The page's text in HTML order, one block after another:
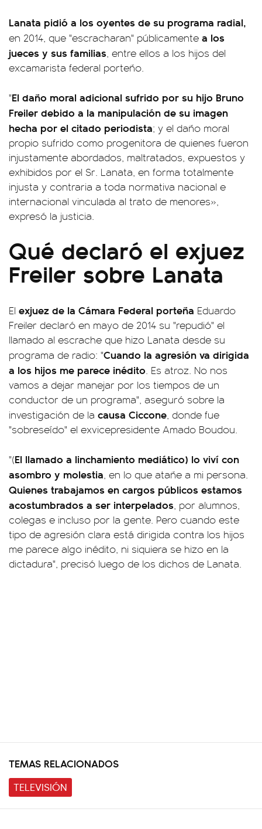
Lanata pidió a los oyentes de su programa radial,
en 2014, que "escracharan" públicamente a los
jueces y sus familias, entre ellos a los hijos del
excamarista federal porteño.
"El daño moral adicional sufrido por su hijo Bruno
Freiler debido a la manipulación de su imagen
hecha por el citado periodista; y el daño moral
propio sufrido como progenitora de quienes fueron
injustamente abordados, maltratados, expuestos y
exhibidos por el Sr. Lanata, en forma totalmente
injusta y contraria a toda normativa nacional e
internacional vinculada al trato de menores»,
expresó la justicia.
Qué declaró el exjuez
Freiler sobre Lanata
El exjuez de la Cámara Federal porteña Eduardo
Freiler declaró en mayo de 2014 su "repudió" el
llamado al escrache que hizo Lanata desde su
programa de radio: "Cuando la agresión va dirigida
a los hijos me parece inédito. Es atroz. No nos
vamos a dejar manejar por los tiempos de un
conductor de un programa", aseguró sobre la
investigación de la causa Ciccone, donde fue
"sobreseído" el exvicepresidente Amado Boudou.
"(El llamado a linchamiento mediático) lo viví con
asombro y molestia, en lo que atañe a mi persona.
Quienes trabajamos en cargos públicos estamos
acostumbrados a ser interpelados, por alumnos,
colegas e incluso por la gente. Pero cuando este
tipo de agresión clara está dirigida contra los hijos
me parece algo inédito, ni siquiera se hizo en la
dictadura", precisó luego de los dichos de Lanata.
TEMAS RELACIONADOS
TELEVISIÓN